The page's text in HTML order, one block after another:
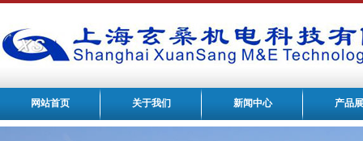
网站首页 关于我们 新闻中心 产品